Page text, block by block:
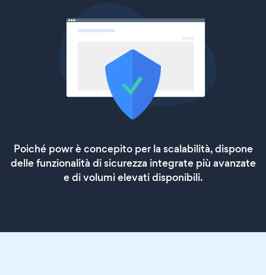
Poiché powr è concepito per la scalabilità, dispone
delle funzionalità di sicurezza integrate più avanzate
e di volumi elevati disponibili.